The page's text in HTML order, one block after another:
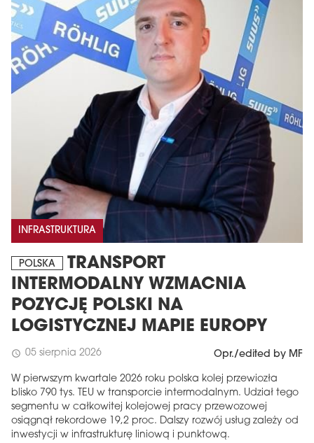
INFRASTRUKTURA
POLSKA
TRANSPORT
INTERMODALNY WZMACNIA
POZYCJĘ POLSKI NA
LOGISTYCZNEJ MAPIE EUROPY
schedule 05 sierpnia 2026 Opr./edited by MF
W pierwszym kwartale 2026 roku polska kolej przewiozła
blisko 790 tys. TEU w transporcie intermodalnym. Udział tego
segmentu w całkowitej kolejowej pracy przewozowej
osiągnął rekordowe 19,2 proc. Dalszy rozwój usług zależy od
inwestycji w infrastrukturę liniową i punktową.